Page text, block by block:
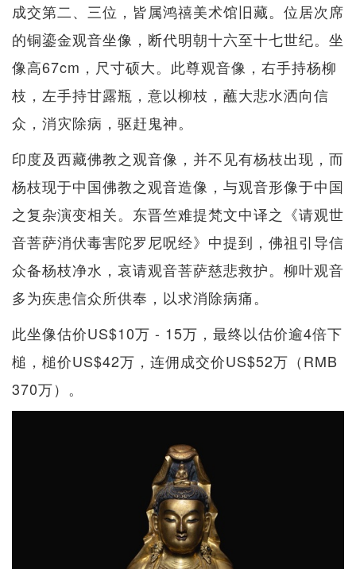
成交第二、三位，皆属鸿禧美术馆旧藏。位居次席
的铜鎏金观音坐像，断代明朝十六至十七世纪。坐
像高67cm，尺寸硕大。此尊观音像，右手持杨柳
枝，左手持甘露瓶，意以柳枝，蘸大悲水洒向信
众，消灾除病，驱赶鬼神。
印度及西藏佛教之观音像，并不见有杨枝出现，而
杨枝现于中国佛教之观音造像，与观音形像于中国
之复杂演变相关。东晋竺难提梵文中译之《请观世
音菩萨消伏毒害陀罗尼呪经》中提到，佛祖引导信
众备杨枝净水，哀请观音菩萨慈悲救护。柳叶观音
多为疾患信众所供奉，以求消除病痛。
此坐像估价US$10万 - 15万，最终以估价逾4倍下
槌，槌价US$42万，连佣成交价US$52万（RMB
370万）。